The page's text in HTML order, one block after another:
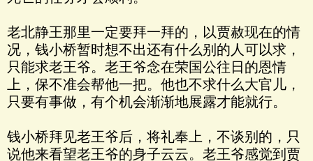
老北静王那里一定要拜一拜的，以贾赦现在的情
况，钱小桥暂时想不出还有什么别的人可以求，
只能求老王爷。老王爷念在荣国公往日的恩情
上，保不准会帮他一把。他也不求什么大官儿，
只要有事做，有个机会渐渐地展露才能就行。
钱小桥拜见老王爷后，将礼奉上，不谈别的，只
说他来看望老王爷的身子云云。老王爷感觉到贾